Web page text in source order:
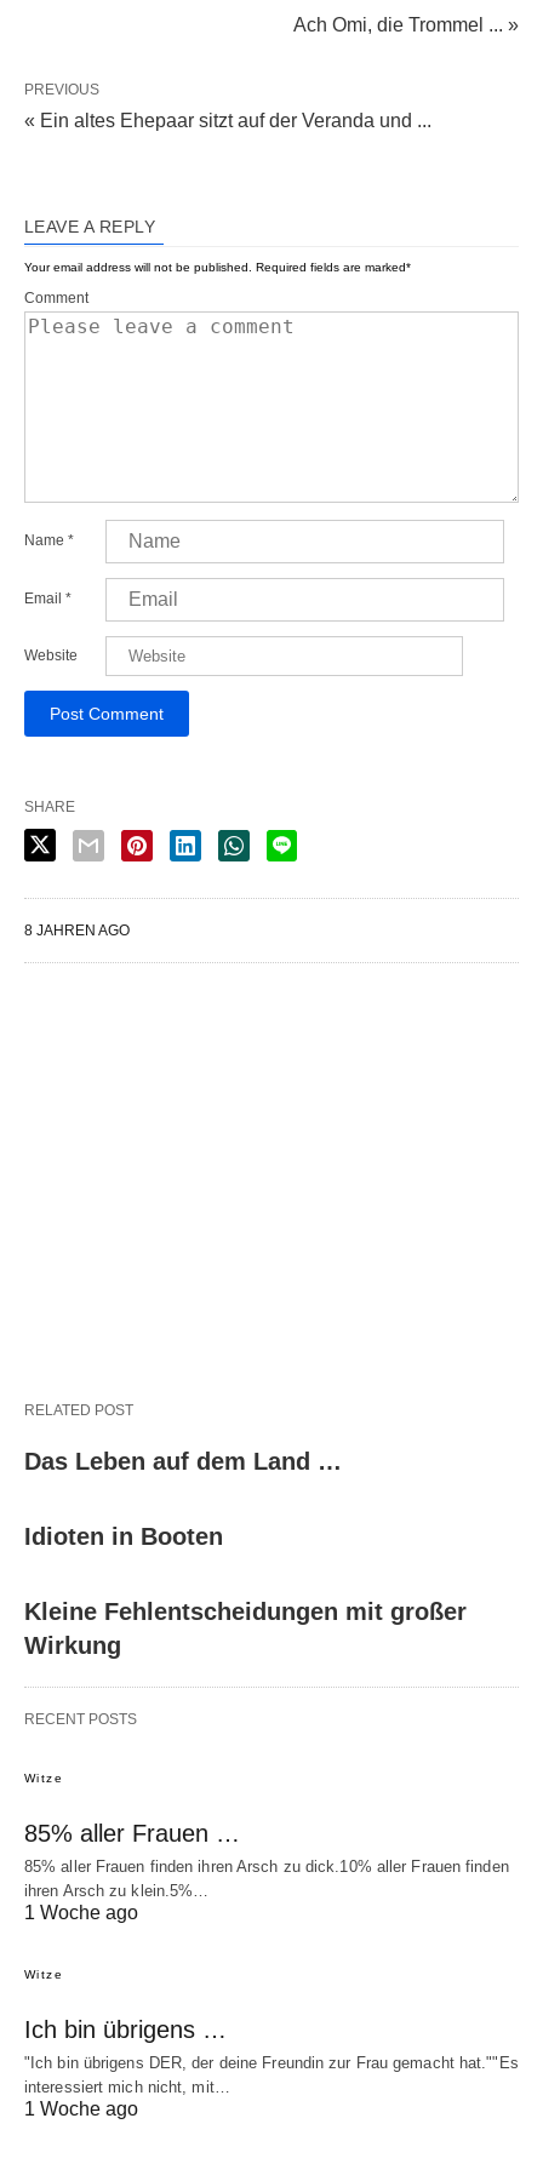
Ach Omi, die Trommel ... »
PREVIOUS
« Ein altes Ehepaar sitzt auf der Veranda und ...
LEAVE A REPLY
Your email address will not be published. Required fields are marked*
Comment
Name *
Email *
Website
SHARE
8 JAHREN AGO
RELATED POST
Das Leben auf dem Land …
Idioten in Booten
Kleine Fehlentscheidungen mit großer
Wirkung
RECENT POSTS
Witze
85% aller Frauen …
85% aller Frauen finden ihren Arsch zu dick.10% aller Frauen finden
ihren Arsch zu klein.5%…
1 Woche ago
Witze
Ich bin übrigens …
"Ich bin übrigens DER, der deine Freundin zur Frau gemacht hat.""Es
interessiert mich nicht, mit…
1 Woche ago